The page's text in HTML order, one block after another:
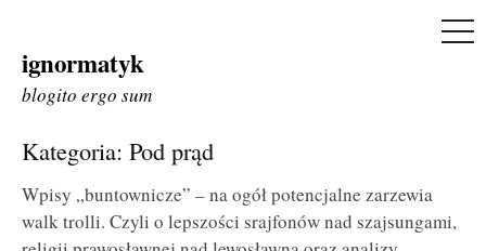
Skip
to
ignormatyk
blogito ergo sum
Kategoria: Pod prąd
Wpisy „buntownicze” – na ogół potencjalne zarzewia
walk trolli. Czyli o lepszości srajfonów nad szajsungami,